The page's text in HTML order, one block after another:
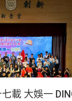
載 大娛一